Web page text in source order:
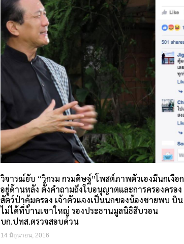
วิจารณ์ยับ “วิกรม กรมดิษฐ์”โพสต์ภาพตัวเองมีนกเงือก
อยู่ด้านหลัง ตั้งคำถามถึงใบอนุญาตและการครองครอง
สัตว์ป่าคุ้มครอง เจ้าตัวแจงเป็นนกของน้องชายพบ บิน
ไม่ได้ที่บ้านเขาใหญ่ รองประธานมูลนิธิสืบวอน
บก.ปทส.ตรวจสอบด่วน
14 มิถุนายน, 2016